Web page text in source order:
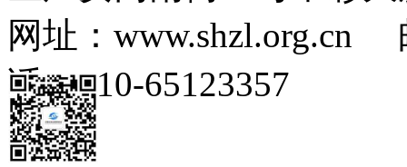
网址：www.shzl.org.cn
话：010-65123357